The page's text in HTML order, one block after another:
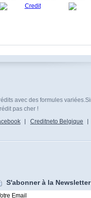
avec des formules
pas cher !
Creditneto Belgique
S'abonner à la Newsletter